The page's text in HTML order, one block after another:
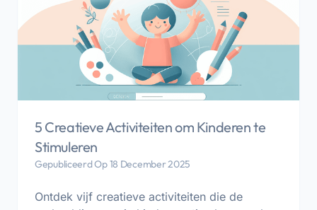
5 Creatieve Activiteiten om Kinderen te
Stimuleren
Gepubliceerd Op 18 December 2025
Ontdek vijf creatieve activiteiten die de